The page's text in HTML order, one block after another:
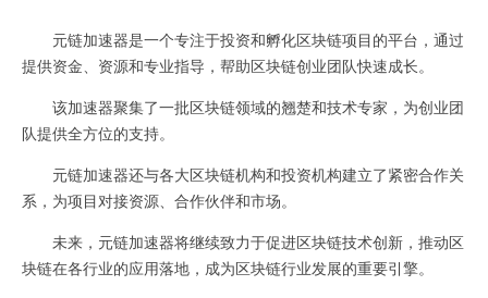
元链加速器是一个专注于投资和孵化区块链项目的平台，通过
提供资金、资源和专业指导，帮助区块链创业团队快速成长。
该加速器聚集了一批区块链领域的翘楚和技术专家，为创业团
队提供全方位的支持。
元链加速器还与各大区块链机构和投资机构建立了紧密合作关
系，为项目对接资源、合作伙伴和市场。
未来，元链加速器将继续致力于促进区块链技术创新，推动区
块链在各行业的应用落地，成为区块链行业发展的重要引擎。